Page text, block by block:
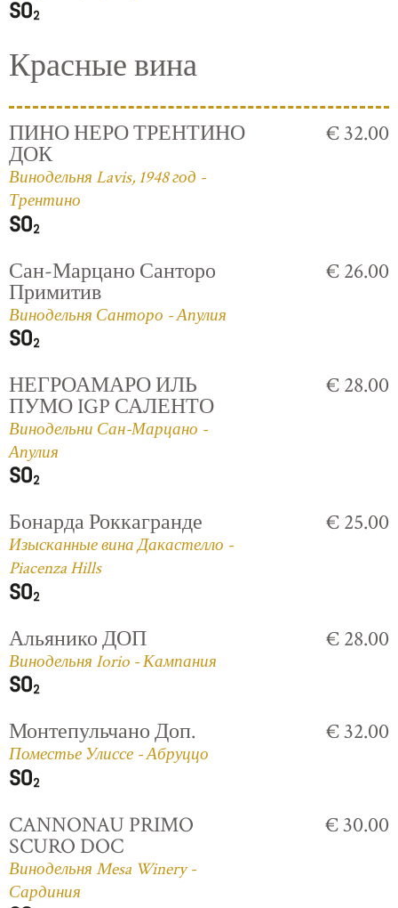
Красные вина
ПИНО НЕРО ТРЕНТИНО
ДОК
Винодельня Lavis, 1948 год -
Трентино
€ 32.00
Сан-Марцано Санторо
Примитив
Винодельня Санторо - Апулия
€ 26.00
НЕГРОАМАРО ИЛЬ
ПУМО IGP САЛЕНТО
Винодельни Сан-Марцано -
Апулия
€ 28.00
Бонарда Роккагранде
Изысканные вина Дакастелло -
Piacenza Hills
€ 25.00
Альянико ДОП
Винодельня Iorio - Кампания
€ 28.00
Монтепульчано Доп.
Поместье Улиссе - Абруццо
€ 32.00
CANNONAU PRIMO
SCURO DOC
Винодельня Mesa Winery -
Сардиния
€ 30.00